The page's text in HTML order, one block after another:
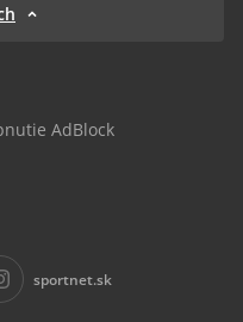
AdBlock
sportnet.sk